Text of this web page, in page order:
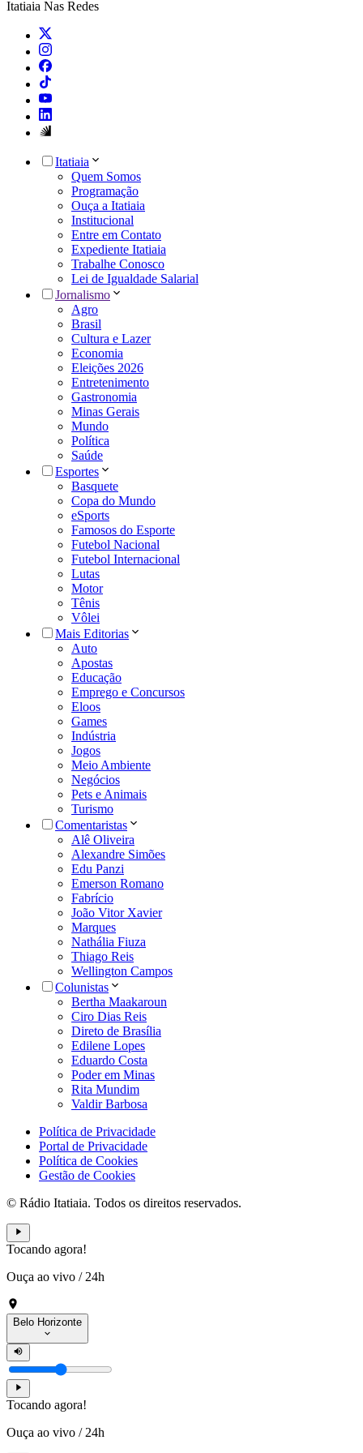
Itatiaia Nas Redes
Itatiaia
Quem Somos
Programação
Ouça a Itatiaia
Institucional
Entre em Contato
Expediente Itatiaia
Trabalhe Conosco
Lei de Igualdade Salarial
Jornalismo
Agro
Brasil
Cultura e Lazer
Economia
Eleições 2026
Entretenimento
Gastronomia
Minas Gerais
Mundo
Política
Saúde
Esportes
Basquete
Copa do Mundo
eSports
Famosos do Esporte
Futebol Nacional
Futebol Internacional
Lutas
Motor
Tênis
Vôlei
Mais Editorias
Auto
Apostas
Educação
Emprego e Concursos
Eloos
Games
Indústria
Jogos
Meio Ambiente
Negócios
Pets e Animais
Turismo
Comentaristas
Alê Oliveira
Alexandre Simões
Edu Panzi
Emerson Romano
Fabrício
João Vitor Xavier
Marques
Nathália Fiuza
Thiago Reis
Wellington Campos
Colunistas
Bertha Maakaroun
Ciro Dias Reis
Direto de Brasília
Edilene Lopes
Eduardo Costa
Poder em Minas
Rita Mundim
Valdir Barbosa
Política de Privacidade
Portal de Privacidade
Política de Cookies
Gestão de Cookies
© Rádio Itatiaia. Todos os direitos reservados.
Tocando agora!
Ouça ao vivo / 24h
Belo Horizonte
Tocando agora!
Ouça ao vivo / 24h